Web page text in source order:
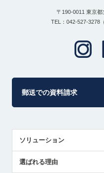
〒190-0011 東京
TEL：042-527-3278
郵送での資料請求
ソリューション
解決策提案
選ばれる理由